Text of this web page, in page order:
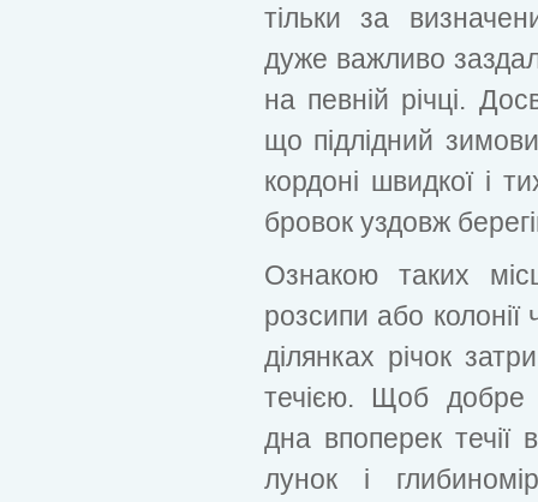
тільки за
дуже важливо
на певній річці.
що підлідний
кордоні швидкої і
бровок уздовж
Ознакою таких
розсипи або
ділянках річок
течією. Щоб добре
дна впоперек течії
лунок і